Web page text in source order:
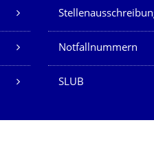
Notfallnummern
SLUB